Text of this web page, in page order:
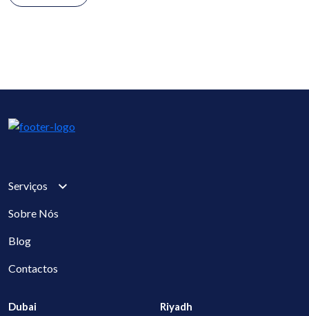
Serviços
Sobre Nós
Blog
Contactos
Dubai
Riyadh